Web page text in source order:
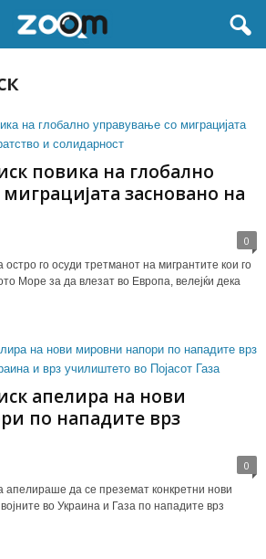
повика на глобално
засновано на
0
го осуди третманот на мигрантите кои го
Море за да влезат во Европа, велејќи дека
апелира на нови
по нападите врз
0
апелираше да се преземат конкретни нови
во Украина и Газа по нападите врз